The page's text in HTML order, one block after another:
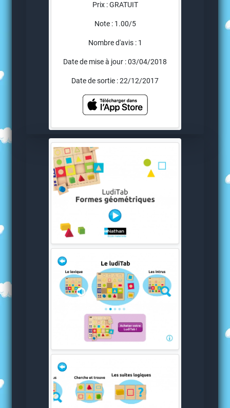
Prix : GRATUIT
Note : 1.00/5
Nombre d'avis : 1
Date de mise à jour : 03/04/2018
Date de sortie : 22/12/2017